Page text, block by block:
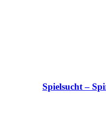
Spielsucht –